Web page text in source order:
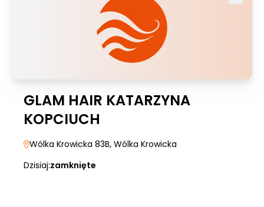
GLAM HAIR KATARZYNA
KOPCIUCH
Wólka Krowicka 83B, Wólka Krowicka
Dzisiaj:zamknięte